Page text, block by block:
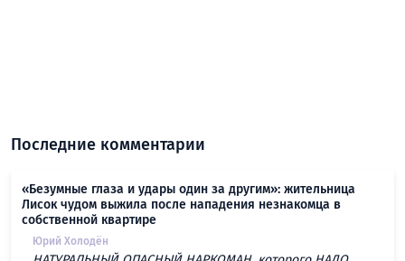
Последние комментарии
«Безумные глаза и удары один за другим»: жительница
Лисок чудом выжила после нападения незнакомца в
собственной квартире
Юрий Холодён